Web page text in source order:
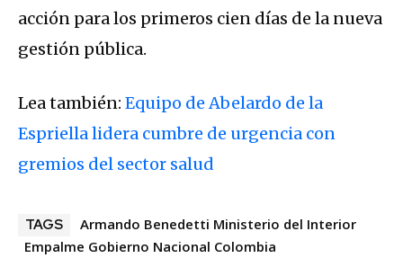
acción para los primeros cien días de la nueva
gestión pública.
Lea también: Equipo de Abelardo de la
Espriella lidera cumbre de urgencia con
gremios del sector salud
TAGS
Armando Benedetti Ministerio del Interior
Empalme Gobierno Nacional Colombia